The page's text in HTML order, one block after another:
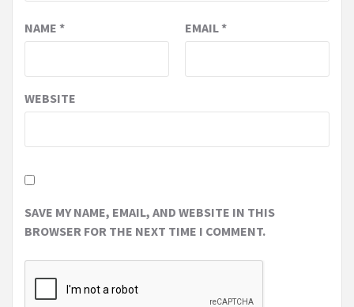
NAME * EMAIL*
WEBSITE
SAVE MY NAME, EMAIL, AND WEBSITE IN THIS
BROWSER FOR THE NEXT TIME I COMMENT.